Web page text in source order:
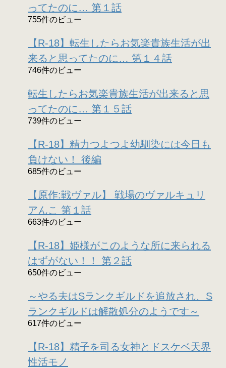
ってたのに… 第１話
755件のビュー
【R-18】転生したらお気楽貴族生活が出
来ると思ってたのに… 第１４話
746件のビュー
転生したらお気楽貴族生活が出来ると思
ってたのに… 第１５話
739件のビュー
【R-18】精力つよつよ幼馴染には今日も
負けない！ 後編
685件のビュー
【原作:戦ヴァル】 戦場のヴァルキュリ
アんこ 第１話
663件のビュー
【R-18】姫様がこのような所に来られる
はずがない！！ 第２話
650件のビュー
～やる夫はSランクギルドを追放され、S
ランクギルドは解散処分のようです～
617件のビュー
【R-18】精子を司る女神とドスケベ天界
性活モノ